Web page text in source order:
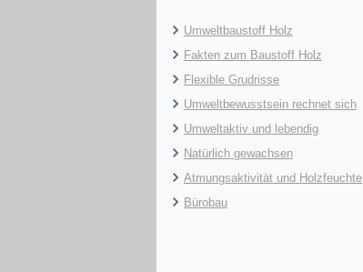
Umweltbaustoff Holz
Fakten zum Baustoff Holz
Flexible Grudrisse
Umweltbewusstsein rechnet sich
Umweltaktiv und lebendig
Natürlich gewachsen
Atmungsaktivität und Holzfeuchte
Bürobau